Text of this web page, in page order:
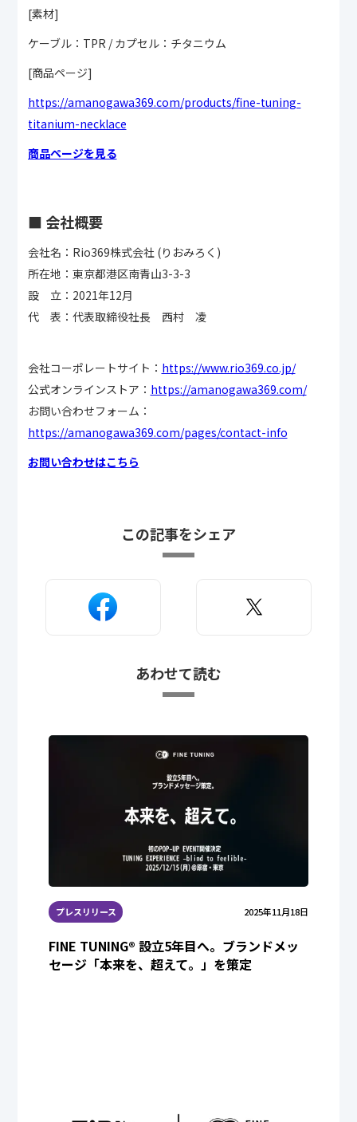
[素材]
ケーブル：TPR / カプセル：チタニウム
[商品ページ]
https://amanogawa369.com/products/fine-tuning-
titanium-necklace
商品ページを見る
■ 会社概要
会社名：Rio369株式会社 (りおみろく)
所在地：東京都港区南青山3-3-3
設 立：2021年12月
代 表：代表取締役社長 西村 凌
会社コーポレートサイト： https://www.rio369.co.jp/
公式オンラインストア： https://amanogawa369.com/
お問い合わせフォーム：
https://amanogawa369.com/pages/contact-info
お問い合わせはこちら
この記事をシェア
あわせて読む
プレスリリース 2025年11月18日
FINE TUNING® 設立5年目へ。ブランドメッ
セージ「本来を、超えて。」を策定